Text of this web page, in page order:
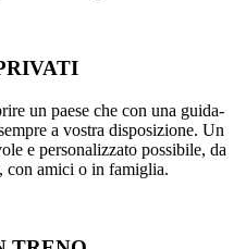
un paese che con una guida-
a vostra disposizione. Un
e personalizzato possibile, da
con amici o in famiglia.